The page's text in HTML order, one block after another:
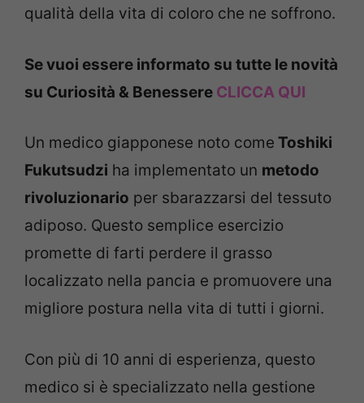
qualità della vita di coloro che ne soffrono.
Se vuoi essere informato su tutte le novità
su Curiosità & Benessere CLICCA QUI
Un medico giapponese noto come Toshiki
Fukutsudzi ha implementato un metodo
rivoluzionario per sbarazzarsi del tessuto
adiposo. Questo semplice esercizio
promette di farti perdere il grasso
localizzato nella pancia e promuovere una
migliore postura nella vita di tutti i giorni.
Con più di 10 anni di esperienza, questo
medico si è specializzato nella gestione